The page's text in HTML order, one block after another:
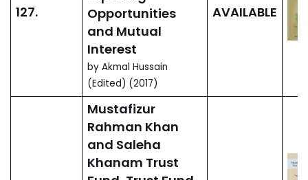
ময়মনসিংহের জমিদারি ও
ভূমিস্বত্ব: ১৮৫৪-১৯৬০
by মোঃ হাফিজুর রহমান ভূঞা
(2018)
এশিয়াটিক সোসাইটি ঐতিহ্য